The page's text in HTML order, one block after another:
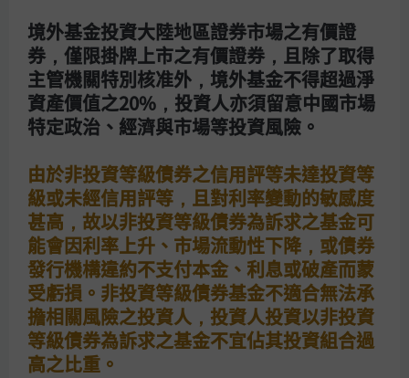
境外基金投資大陸地區證券市場之有價證
券，僅限掛牌上市之有價證券，且除了取得
主管機關特別核准外，境外基金不得超過淨
資產價值之20%，投資人亦須留意中國市場
特定政治、經濟與市場等投資風險。
由於非投資等級債券之信用評等未達投資等
級或未經信用評等，且對利率變動的敏感度
甚高，故以非投資等級債券為訴求之基金可
能會因利率上升、市場流動性下降，或債券
發行機構違約不支付本金、利息或破產而蒙
受虧損。非投資等級債券基金不適合無法承
擔相關風險之投資人，投資人投資以非投資
等級債券為訴求之基金不宜佔其投資組合過
高之比重。
只是，如果要選擇的股票或ETF，年輕族
群必須仰賴自己有限的知識或經驗進行投
資，而相較於知識和經驗有限的風險，由
投資專家採取主動式管理的基金，反而可
以替年輕族群省下不少時間與精神成本。
試算你的基金報酬率
基金投資分散持股，降低
第一桶金的波動風險